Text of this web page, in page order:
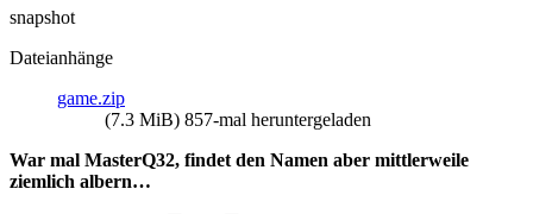
snapshot
Dateianhänge
game.zip
(7.3 MiB) 857-mal heruntergeladen
War mal MasterQ32, findet den Namen aber mittlerweile
ziemlich albern…